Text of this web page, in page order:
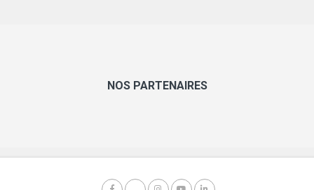
NOS PARTENAIRES